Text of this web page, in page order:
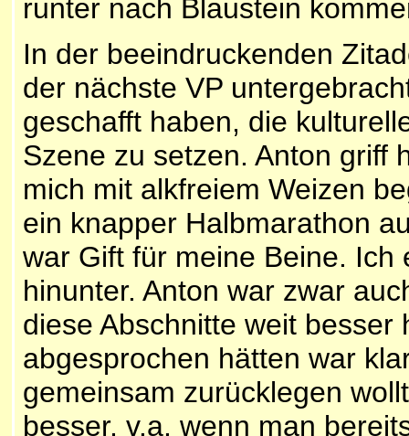
runter nach Blaustein
In der beeindruckenden
der nächste VP
geschafft haben, die
Szene zu setzen. Anton griff
mich mit alkfreiem Weizen
ein knapper Halbmarathon
war Gift für meine Beine.
hinunter. Anton war zwar
diese Abschnitte weit
abgesprochen hätten war
gemeinsam zurücklegen
besser, v.a. wenn man